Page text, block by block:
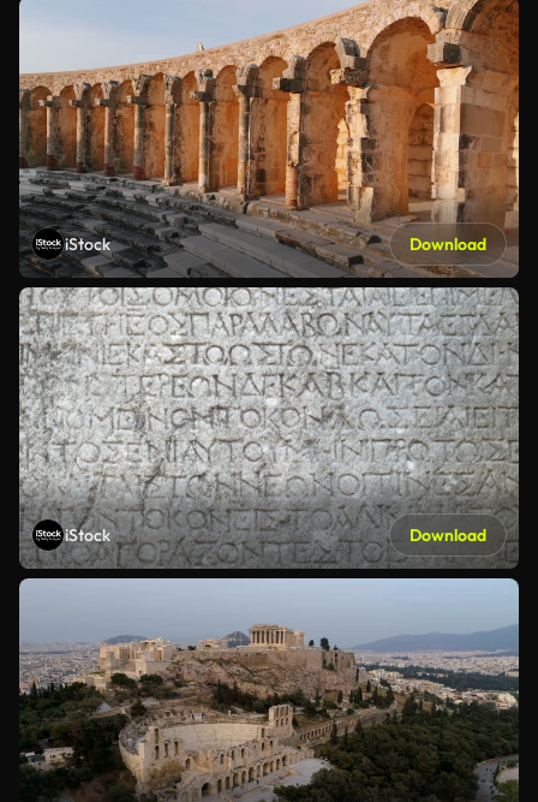
iStock Download
iStock Download